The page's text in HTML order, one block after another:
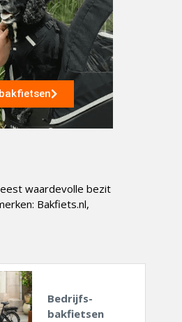
waardevolle bezit
Bakfiets.nl,
Bedrijfs-
bakfietsen